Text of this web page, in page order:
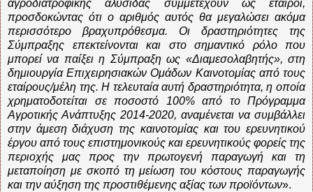
αγροδιατροφικής αλυσίδας συμμετέχουν ως εταίροι,
προσδοκώντας ότι ο αριθμός αυτός θα μεγαλώσει ακόμα
περισσότερο βραχυπρόθεσμα. Οι δραστηριότητες της
Σύμπραξης επεκτείνονται και στο σημαντικό ρόλο που
μπορεί να παίξει η Σύμπραξη ως «Διαμεσολαβητής», στη
δημιουργία Επιχειρησιακών Ομάδων Καινοτομίας από τους
εταίρους/μέλη της. Η τελευταία αυτή δραστηριότητα, η οποία
χρηματοδοτείται σε ποσοστό 100% από το Πρόγραμμα
Αγροτικής Ανάπτυξης 2014-2020, αναμένεται να συμβάλλει
στην άμεση διάχυση της καινοτομίας και του ερευνητικού
έργου από τους επιστημονικούς και ερευνητικούς φορείς της
περιοχής μας προς την πρωτογενή παραγωγή και τη
μεταποίηση με σκοπό τη μείωση του κόστους παραγωγής
και την αύξηση της προστιθέμενης αξίας των προϊόντων».